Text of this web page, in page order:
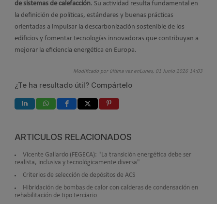
de sistemas de calefacción. Su actividad resulta fundamental en
la definición de políticas, estándares y buenas prácticas
orientadas a impulsar la descarbonización sostenible de los
edificios y fomentar tecnologías innovadoras que contribuyan a
mejorar la eficiencia energética en Europa.
Modificado por última vez enLunes, 01 Junio 2026 14:03
¿Te ha resultado útil? Compártelo
ARTÍCULOS RELACIONADOS
Vicente Gallardo (FEGECA): "La transición energética debe ser
realista, inclusiva y tecnológicamente diversa"
Criterios de selección de depósitos de ACS
Hibridación de bombas de calor con calderas de condensación en
rehabilitación de tipo terciario